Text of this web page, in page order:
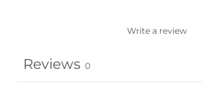
Write a review
Reviews 0